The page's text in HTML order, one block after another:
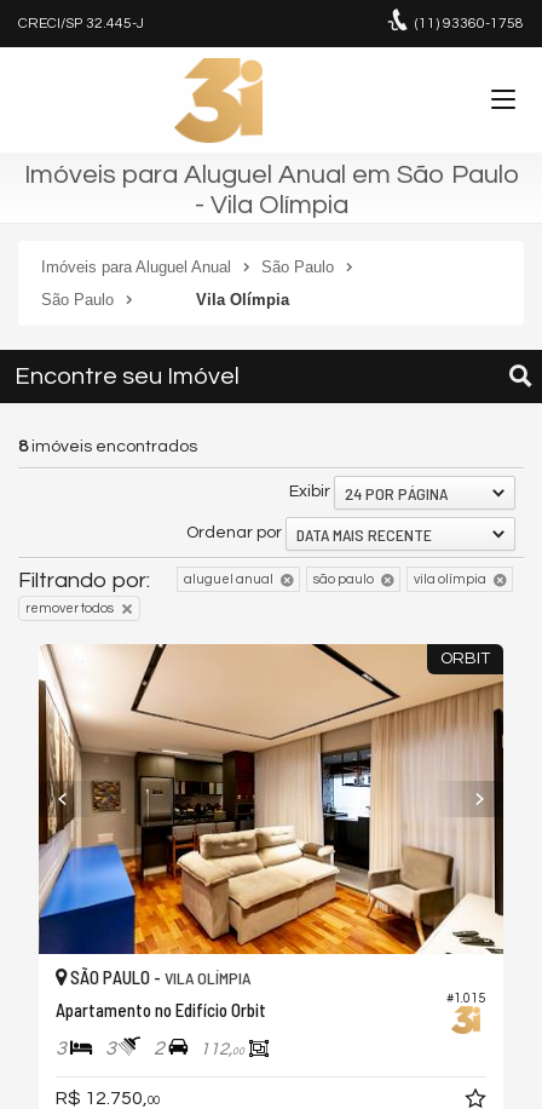
CRECI/SP 32.445-J (11) 93360-1758
Imóveis para Aluguel Anual em São Paulo
- Vila Olímpia
Imóveis para Aluguel Anual
São Paulo
São Paulo
Vila Olímpia
Encontre seu Imóvel
8imóveis encontrados
Exibir 24 POR PÁGINA
Ordenar por DATA MAIS RECENTE
Filtrando por: aluguel anual são paulo vila olímpia
remover todos
ORBIT
#1.015
SÃO PAULO - VILA OLÍMPIA
Apartamento no Edifício Orbit
3 3 2 112,00
R$ 12.750, 00